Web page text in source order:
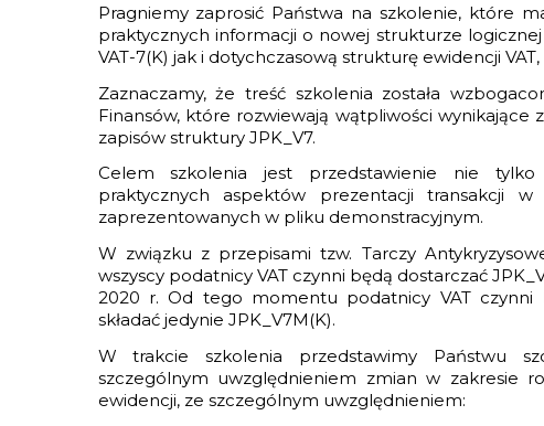
Pragniemy zaprosić Państwa na szkolenie, które
praktycznych informacji o nowej strukturze
VAT-7(K) jak i dotychczasową strukturę ewidencji VAT,
Zaznaczamy, że treść szkolenia została
Finansów, które rozwiewają wątpliwości wynikające
zapisów struktury JPK_V7.
Celem szkolenia jest przedstawienie nie
praktycznych aspektów prezentacji transakcji
zaprezentowanych w pliku demonstracyjnym.
W związku z przepisami tzw. Tarczy
wszyscy podatnicy VAT czynni będą dostarczać
2020 r. Od tego momentu podatnicy VAT
składać jedynie JPK_V7M(K).
W trakcie szkolenia przedstawimy Państwu
szczególnym uwzględnieniem zmian w zakresie
ewidencji, ze szczególnym uwzględnieniem: